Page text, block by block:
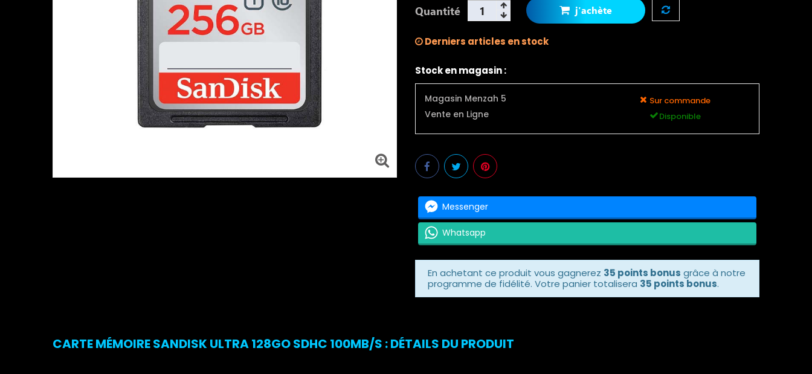
Quantité j'achète
Derniers articles en stock
Stock en magasin :
Magasin Menzah 5 Sur commande
Vente en Ligne Disponible
Messenger
Whatsapp
En achetant ce produit vous gagnerez 35 points bonus grâce à notre
programme de fidélité. Votre panier totalisera 35 points bonus.
CARTE MÉMOIRE SANDISK ULTRA 128GO SDHC 100MB/S : DÉTAILS DU PRODUIT